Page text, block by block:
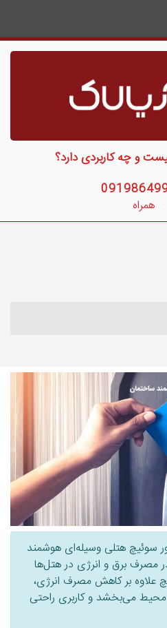
و چه کاربردی دارد؟
همراه
سوئیچ هتلی وسیله‌ای هوشمند
مصرف برق و انرژی در هتل‌ها
علاوه بر کاهش مصرف انرژی،
می‌بخشد و کاربری راحتی